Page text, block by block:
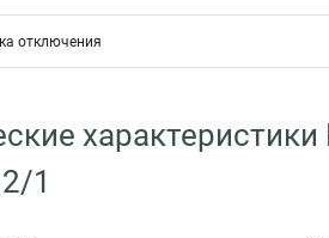
отключения
1